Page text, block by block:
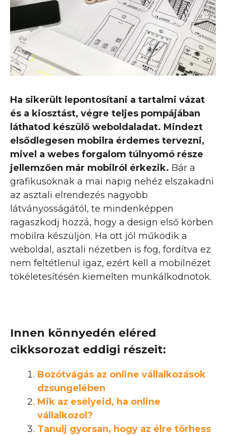
Ha sikerült lepontosítani a tartalmi vázat
és a kiosztást, végre teljes pompájában
láthatod készülő weboldaladat. Mindezt
elsődlegesen mobilra érdemes tervezni,
mivel a webes forgalom túlnyomó része
jellemzően már mobilról érkezik. Bár a
grafikusoknak a mai napig nehéz elszakadni
az asztali elrendezés nagyobb
látványosságától, te mindenképpen
ragaszkodj hozzá, hogy a design első körben
mobilra készüljön. Ha ott jól működik a
weboldal, asztali nézetben is fog, fordítva ez
nem feltétlenül igaz, ezért kell a mobilnézet
tökéletesítésén kiemelten munkálkodnotok.
Innen könnyedén eléred
cikksorozat eddigi részeit:
Bozótvágás az online vállalkozások
dzsungelében
Mik az esélyeid, ha online
vállalkozol?
Tanulj gyorsan, hogy az élre törhess